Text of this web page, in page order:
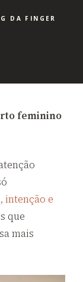
DA FINGER
feminino
intenção e
que
mais